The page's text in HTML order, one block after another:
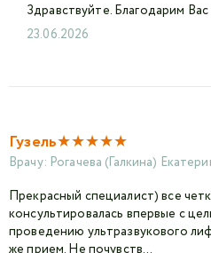
Здравствуйте. Благодарим Вас
23.06.2026
Гузель★★★★★
Врачу: Рогачева (Галкина)
Прекрасный специалист) все
консультировалась впервые с
проведению ультразвукового
же прием. Не почувств...